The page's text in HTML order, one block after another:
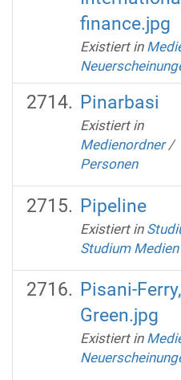
finance.jpg
Existiert in
Pinarbasi
Existiert in
Medienordner /
Personen
Pipeline
Existiert in
Studium Medien
Pisani-Ferry,
Green.jpg
Existiert in